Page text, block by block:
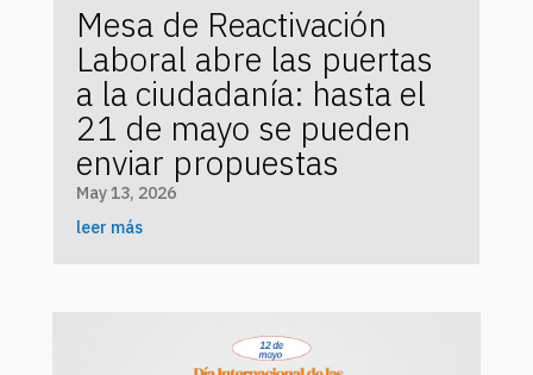
Mesa de Reactivación
Laboral abre las puertas
a la ciudadanía: hasta el
21 de mayo se pueden
enviar propuestas
May 13, 2026
leer más